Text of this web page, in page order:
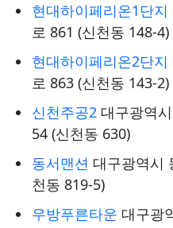
현대하이페리온1단지
로 861 (신천동 148-4)
현대하이페리온2단지
로 863 (신천동 143-2)
신천주공2 대구광역
54 (신천동 630)
동서맨션 대구광역시
천동 819-5)
우방푸른타운 대구광